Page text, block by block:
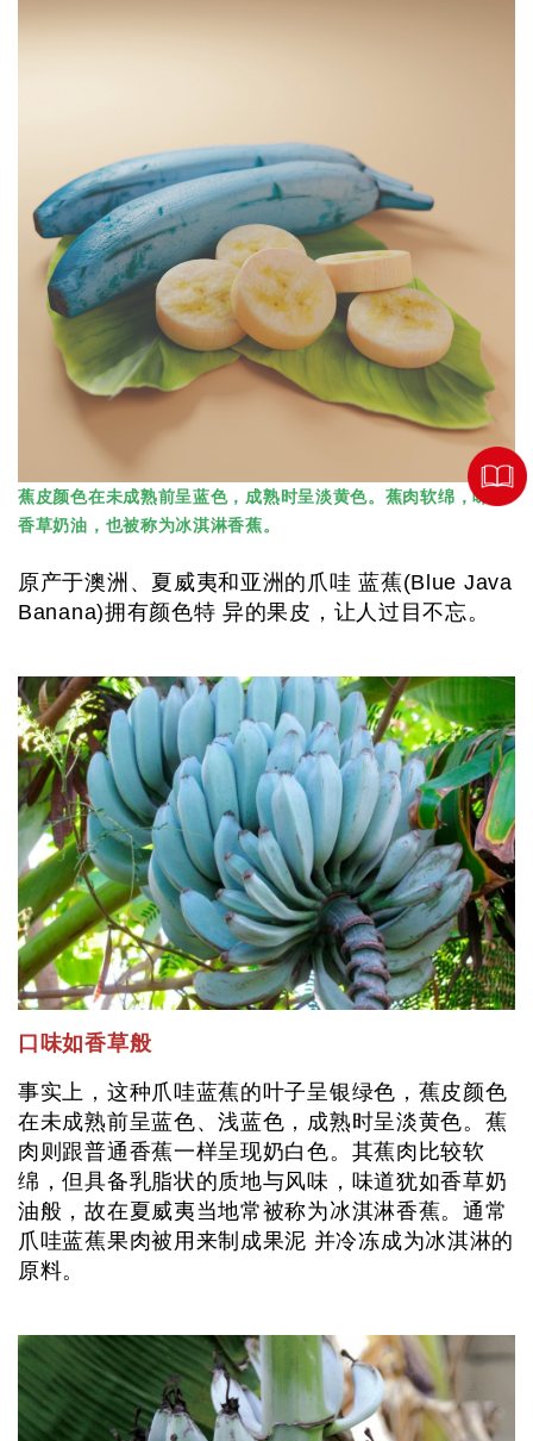
蕉皮颜色在未成熟前呈蓝色，成熟时呈淡黄色。蕉肉软绵，味如
香草奶油，也被称为冰淇淋香蕉。
原产于澳洲、夏威夷和亚洲的爪哇 蓝蕉(Blue Java
Banana)拥有颜色特 异的果皮，让人过目不忘。
口味如香草般
事实上，这种爪哇蓝蕉的叶子呈银绿色，蕉皮颜色
在未成熟前呈蓝色、浅蓝色，成熟时呈淡黄色。蕉
肉则跟普通香蕉一样呈现奶白色。其蕉肉比较软
绵，但具备乳脂状的质地与风味，味道犹如香草奶
油般，故在夏威夷当地常被称为冰淇淋香蕉。通常
爪哇蓝蕉果肉被用来制成果泥 并冷冻成为冰淇淋的
原料。